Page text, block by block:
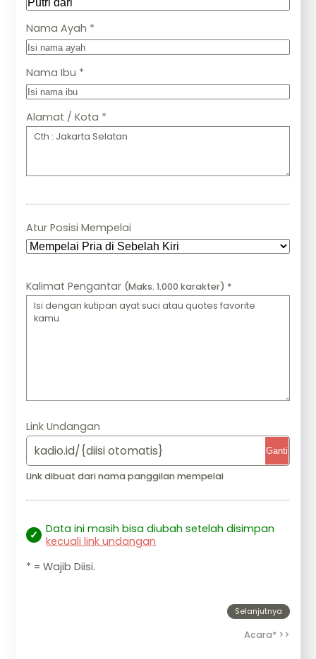
Nama Ayah *
Nama Ibu *
Alamat / Kota *
Atur Posisi Mempelai
Kalimat Pengantar (Maks. 1.000 karakter) *
Link Undangan
kadio.id/{diisi otomatis} Ganti
Link dibuat dari nama panggilan mempelai
Data ini masih bisa diubah setelah disimpan
kecuali link undangan
* = Wajib Diisi.
Selanjutnya
Acara* >>